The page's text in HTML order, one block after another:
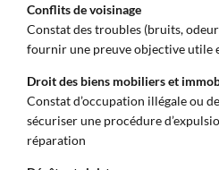
Conflits de voisinage
Constat des troubles (bruits,
fournir une preuve objective utile
Droit des biens mobiliers et
Constat d’occupation illégale ou
sécuriser une procédure
réparation